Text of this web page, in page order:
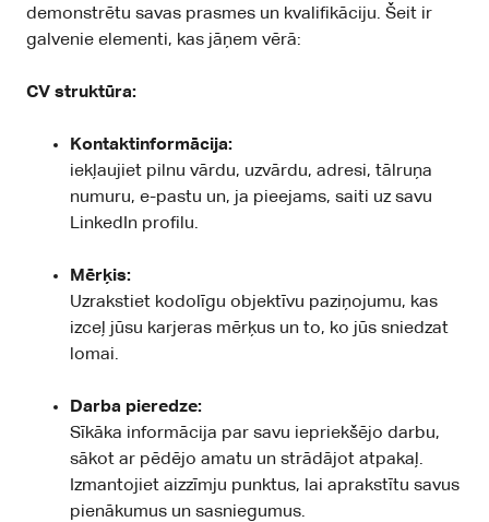
demonstrētu savas prasmes un kvalifikāciju. Šeit ir
galvenie elementi, kas jāņem vērā:
CV struktūra:
Kontaktinformācija:
iekļaujiet pilnu vārdu, uzvārdu, adresi, tālruņa
numuru, e-pastu un, ja pieejams, saiti uz savu
LinkedIn profilu.
Mērķis:
Uzrakstiet kodolīgu objektīvu paziņojumu, kas
izceļ jūsu karjeras mērķus un to, ko jūs sniedzat
lomai.
Darba pieredze:
Sīkāka informācija par savu iepriekšējo darbu,
sākot ar pēdējo amatu un strādājot atpakaļ.
Izmantojiet aizzīmju punktus, lai aprakstītu savus
pienākumus un sasniegumus.